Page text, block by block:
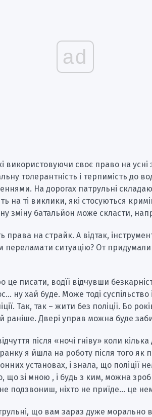
ad
використовуючи своє право на
толерантність і терпимість до
На дорогах патрульні
на ті виклики, які стосуються
зміну батальйон може скласти,
права на страйк. А відтак,
переламати ситуацію? От придумали
писати, водїї відчувши
ну хай буде. Може тоді суспільство
Так, так – жити без поліції. Бо
й раніше. Двері управ можна буде
після «ночі гніву» коли кілька
я йшла на роботу після того як
установах, і знала, що поліції
що зі мною , і будь з ким, можна
не подзвониш, ніхто не приїде… це
що вам зараз дуже морально